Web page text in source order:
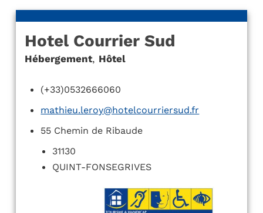
Hotel Courrier Sud
Hébergement, Hôtel
(+33)0532666060
mathieu.leroy@hotelcourriersud.fr
55 Chemin de Ribaude
31130
QUINT-FONSEGRIVES